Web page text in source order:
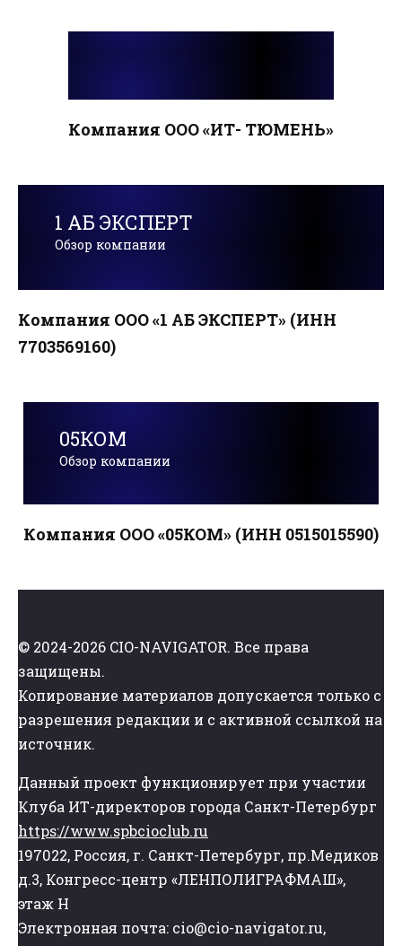
Компания ООО «ИТ- ТЮМЕНЬ»
1 АБ ЭКСПЕРТ
Обзор компании
Компания ООО «1 АБ ЭКСПЕРТ» (ИНН
7703569160)
05КОМ
Обзор компании
Компания ООО «05КОМ» (ИНН 0515015590)
© 2024-2026 CIO-NAVIGATOR. Все права
защищены.
Копирование материалов допускается только с
разрешения редакции и с активной ссылкой на
источник.
Данный проект функционирует при участии
Клуба ИТ-директоров города Санкт-Петербург
https://www.spbcioclub.ru
197022, Россия, г. Санкт-Петербург, пр.Медиков
д.3, Конгресс-центр «ЛЕНПОЛИГРАФМАШ»,
этаж Н
Электронная почта: cio@cio-navigator.ru,